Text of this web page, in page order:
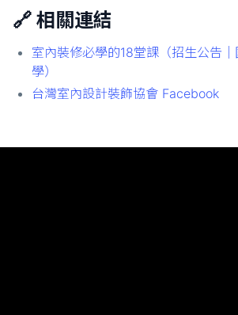
🔗 相關連結
室內裝修必學的18堂課（招生公告
學）
台灣室內設計裝飾協會 Facebook